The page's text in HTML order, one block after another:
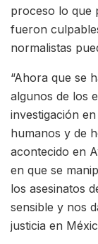
proceso lo que
fueron
normalistas
“Ahora que se
algunos de los
investigación
humanos y de
acontecido en
en que se
los asesinatos
sensible y nos
justicia en